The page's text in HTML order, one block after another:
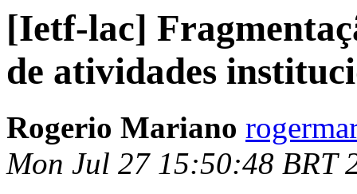
[Ietf-lac]
de atividades
Rogerio Mariano
Mon Jul 27 15:50:48 BRT